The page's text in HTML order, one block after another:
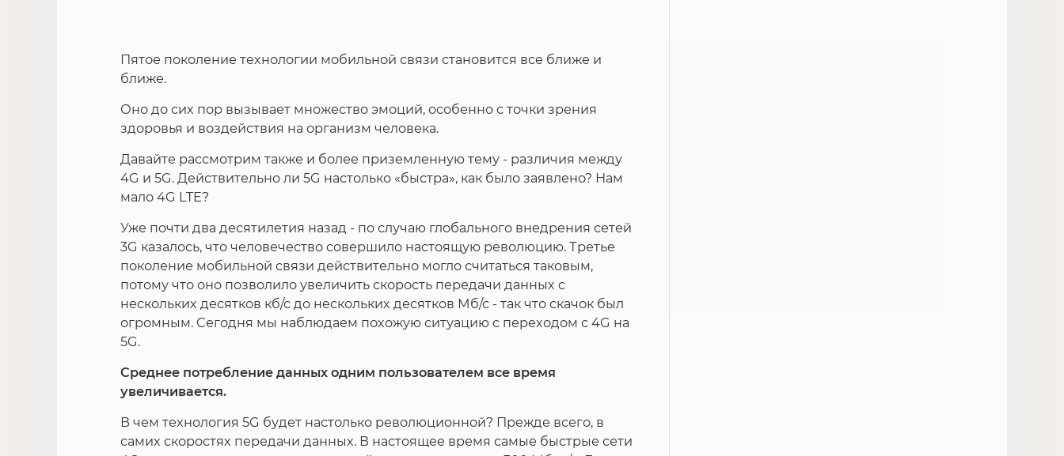
Пятое поколение технологии мобильной связи становится все ближе и
ближе.
Оно до сих пор вызывает множество эмоций, особенно с точки зрения
здоровья и воздействия на организм человека.
Давайте рассмотрим также и более приземленную тему - различия между
4G и 5G. Действительно ли 5G настолько «быстра», как было заявлено? Нам
мало 4G LTE?
Уже почти два десятилетия назад - по случаю глобального внедрения сетей
3G казалось, что человечество совершило настоящую революцию. Третье
поколение мобильной связи действительно могло считаться таковым,
потому что оно позволило увеличить скорость передачи данных с
нескольких десятков кб/с до нескольких десятков Мб/с - так что скачок был
огромным. Сегодня мы наблюдаем похожую ситуацию с переходом с 4G на
5G.
Среднее потребление данных одним пользователем все время
увеличивается.
В чем технология 5G будет настолько революционной? Прежде всего, в
самих скоростях передачи данных. В настоящее время самые быстрые сети